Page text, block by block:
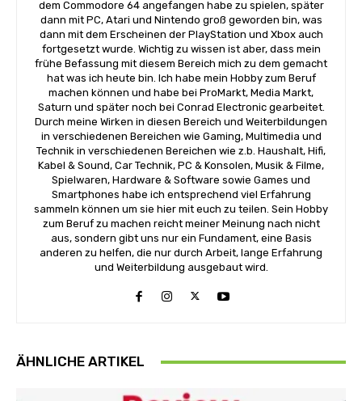
dem Commodore 64 angefangen habe zu spielen, später
dann mit PC, Atari und Nintendo groß geworden bin, was
dann mit dem Erscheinen der PlayStation und Xbox auch
fortgesetzt wurde. Wichtig zu wissen ist aber, dass mein
frühe Befassung mit diesem Bereich mich zu dem gemacht
hat was ich heute bin. Ich habe mein Hobby zum Beruf
machen können und habe bei ProMarkt, Media Markt,
Saturn und später noch bei Conrad Electronic gearbeitet.
Durch meine Wirken in diesen Bereich und Weiterbildungen
in verschiedenen Bereichen wie Gaming, Multimedia und
Technik in verschiedenen Bereichen wie z.b. Haushalt, Hifi,
Kabel & Sound, Car Technik, PC & Konsolen, Musik & Filme,
Spielwaren, Hardware & Software sowie Games und
Smartphones habe ich entsprechend viel Erfahrung
sammeln können um sie hier mit euch zu teilen. Sein Hobby
zum Beruf zu machen reicht meiner Meinung nach nicht
aus, sondern gibt uns nur ein Fundament, eine Basis
anderen zu helfen, die nur durch Arbeit, lange Erfahrung
und Weiterbildung ausgebaut wird.
ÄHNLICHE ARTIKEL